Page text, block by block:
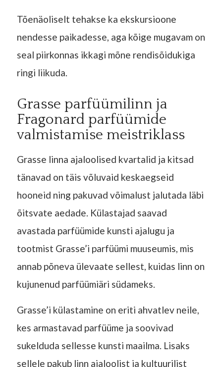
Tõenäoliselt tehakse ka ekskursioone
nendesse paikadesse, aga kõige mugavam on
seal piirkonnas ikkagi mõne rendisõidukiga
ringi liikuda.
Grasse parfüümilinn ja
Fragonard parfüümide
valmistamise meistriklass
Grasse linna ajaloolised kvartalid ja kitsad
tänavad on täis võluvaid keskaegseid
hooneid ning pakuvad võimalust jalutada läbi
õitsvate aedade. Külastajad saavad
avastada parfüümide kunsti ajalugu ja
tootmist Grasse’i parfüümi muuseumis, mis
annab põneva ülevaate sellest, kuidas linn on
kujunenud parfüümiäri südameks.
Grasse’i külastamine on eriti ahvatlev neile,
kes armastavad parfüüme ja soovivad
sukelduda sellesse kunsti maailma. Lisaks
sellele pakub linn ajaloolist ja kultuurilist